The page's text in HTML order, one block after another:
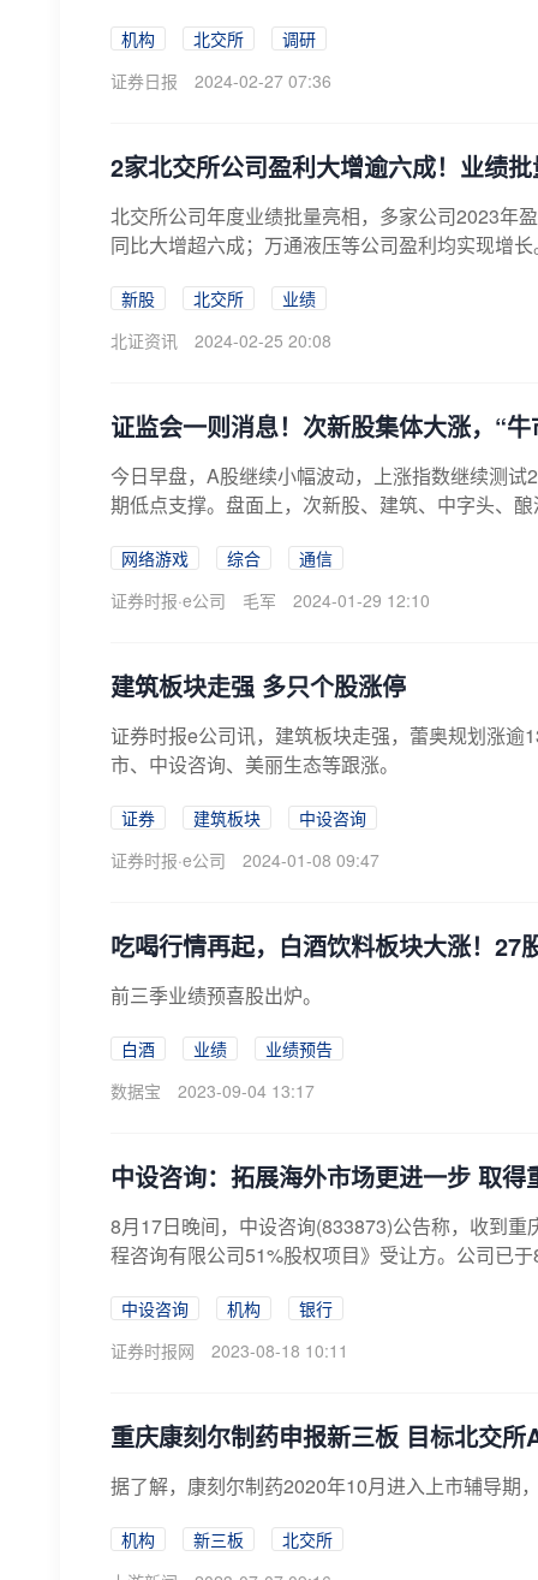
机构 北交所
调研
证券日报
2024-02-27 07:36
2家北交所公司盈利大增逾六成！业绩
北交所公司年度业绩批量亮相，多家公司2023年
同比大增超六成；万通液压等公司盈利均实现增
新股 北交所
业绩
北证资讯
2024-02-25 20:08
证监会一则消息！次新股集体大涨，“
今日早盘，A股继续小幅波动，上涨指数继续测
期低点支撑。盘面上，次新股、建筑、中字头、
网络游戏 综合
通信
证券时报·e公司
毛军 2024-01-29 12:10
建筑板块走强 多只个股涨停
证券时报e公司讯，建筑板块走强，蕾奥规划涨
市、中设咨询、美丽生态等跟涨。
证券 建筑板块
中设咨询
证券时报·e公司
2024-01-08 09:47
吃喝行情再起，白酒饮料板块大涨！27
前三季业绩预喜股出炉。
白酒 业绩
业绩预告
数据宝
2023-09-04 13:17
中设咨询：拓展海外市场更进一步 取得
8月17日晚间，中设咨询(833873)公告称，收到
程咨询有限公司51%股权项目》受让方。公司已
中设咨询 机构
银行
证券时报网
2023-08-18 10:11
重庆康刻尔制药申报新三板 目标北交所
据了解，康刻尔制药2020年10月进入上市辅导期
机构 新三板
北交所